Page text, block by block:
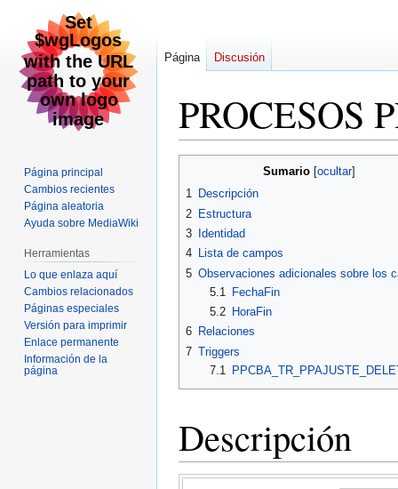
PROCESOS
navegación
búsqueda
Sumario
1 Descripción
2 Estructura
3
Identidad
4 Lista de campos
5 Observaciones adicionales sobre los
5.1
FechaFin
5.2
HoraFin
6 Relaciones
7 Triggers
7.1
Descripción
Página Discusión
Página principal
Cambios recientes
Página aleatoria
Ayuda sobre MediaWiki
Herramientas
Lo que enlaza aquí
Cambios relacionados
Páginas especiales
Versión para imprimir
Enlace permanente
Información de la
página